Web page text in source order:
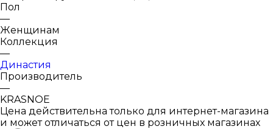
Пол
—
Женщинам
Коллекция
—
Династия
Производитель
—
KRASNOE
Цена действительна только для интернет-магазина
и может отличаться от цен в розничных магазинах